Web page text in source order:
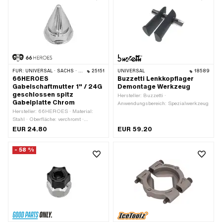
Gewindetiefe: 12 mm · Schlüsselweite:
FÜR: UNIVERSAL · SACHS · PIAGGIO · ZÜNDAPP BELMONDO 25151
66HEROES
Gabelschaftmutter 1" / 24G
geschlossen spitz
Gabelplatte Chrom
Hersteller: 66HEROES · Material:
Stahl · Oberfläche: verchromt ·
Mutternart: Spitzmutter · Gewindeart:
(Gewinde): 25.4 mm · Ø aussen: 36.5
mm · Höhe: 53 mm · Gewindetiefe: 11
mm · Schlüsselweite: 30 mm
EUR 24.80
UNIVERSAL 18589
Buzzetti Lenkkopflager
Demontage Werkzeug
Hersteller: Buzzetti ·
Anwendungsbereich: Spezialwerkzeug
EUR 59.20
- 58 %